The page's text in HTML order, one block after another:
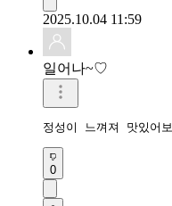
2025.10.04 11:59
일어나~♡
정성이 느껴져 맛있어
0